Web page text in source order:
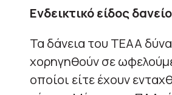
Ενδεικτικό είδος
Τα δάνεια του ΤΕΑΑ
χορηγηθούν σε
οποίοι είτε έχουν